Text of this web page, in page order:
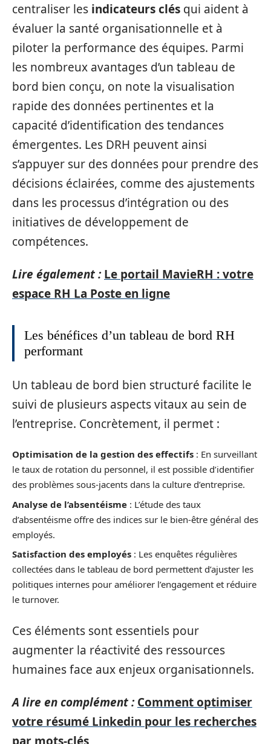
centraliser les indicateurs clés qui aident à
évaluer la santé organisationnelle et à
piloter la performance des équipes. Parmi
les nombreux avantages d’un tableau de
bord bien conçu, on note la visualisation
rapide des données pertinentes et la
capacité d’identification des tendances
émergentes. Les DRH peuvent ainsi
s’appuyer sur des données pour prendre des
décisions éclairées, comme des ajustements
dans les processus d’intégration ou des
initiatives de développement de
compétences.
Lire également : Le portail MavieRH : votre
espace RH La Poste en ligne
Les bénéfices d’un tableau de bord RH
performant
Un tableau de bord bien structuré facilite le
suivi de plusieurs aspects vitaux au sein de
l’entreprise. Concrètement, il permet :
Optimisation de la gestion des effectifs : En surveillant
le taux de rotation du personnel, il est possible d’identifier
des problèmes sous-jacents dans la culture d’entreprise.
Analyse de l’absentéisme : L’étude des taux
d’absentéisme offre des indices sur le bien-être général des
employés.
Satisfaction des employés : Les enquêtes régulières
collectées dans le tableau de bord permettent d’ajuster les
politiques internes pour améliorer l’engagement et réduire
le turnover.
Ces éléments sont essentiels pour
augmenter la réactivité des ressources
humaines face aux enjeux organisationnels.
A lire en complément : Comment optimiser
votre résumé Linkedin pour les recherches